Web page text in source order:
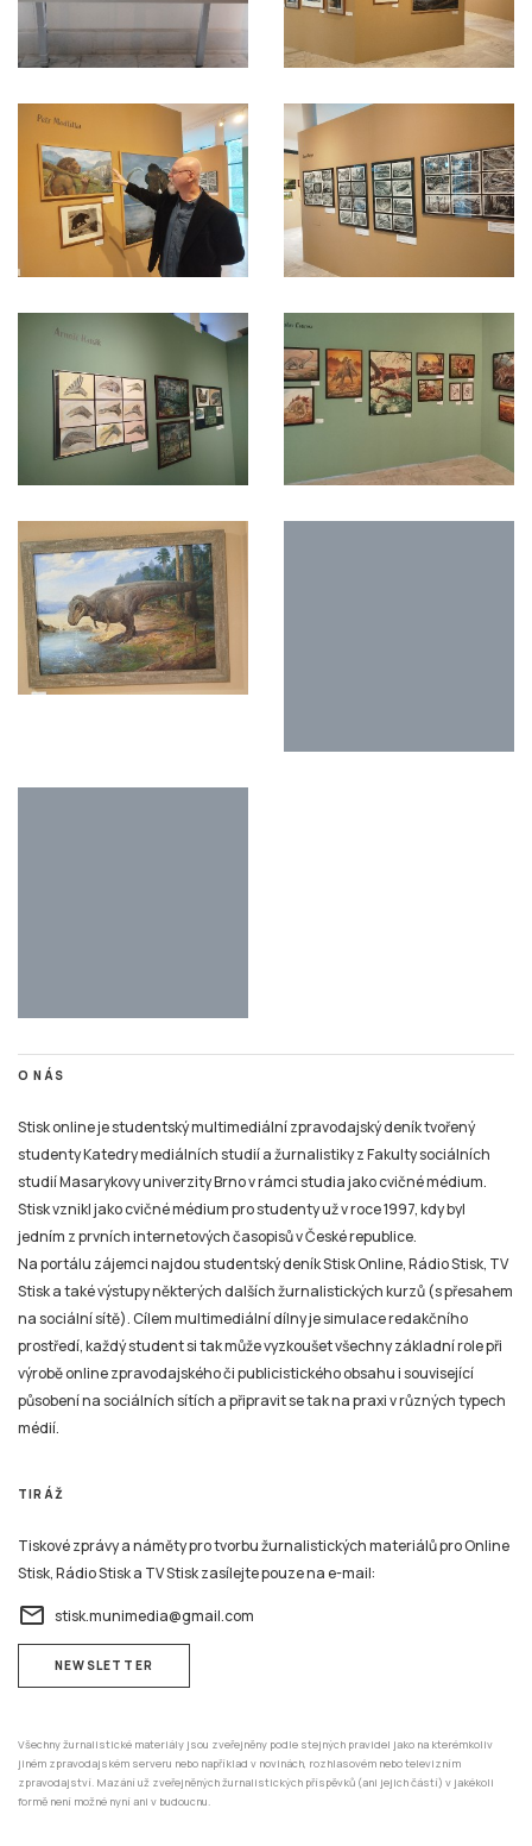
studií Masarykovy univerzity Brno v rámci studia jako cvičné médium.
jedním z prvních internetových časopisů v České republice.
Na portálu zájemci najdou studentský deník Stisk Online, Rádio Stisk, TV
Stisk a také výstupy některých dalších žurnalistických kurzů (s přesahem
na sociální sítě). Cílem multimediální dílny je simulace redakčního
prostředí, každý student si tak může vyzkoušet všechny základní role při
výrobě online zpravodajského či publicistického obsahu i související
působení na sociálních sítích a připravit se tak na praxi v různých typech
médií.
TIRÁŽ
Tiskové zprávy a náměty pro tvorbu žurnalistických materiálů pro Online
email stisk.munimedia@gmail.com
NEWSLETTER
Všechny žurnalistické materiály jsou zveřejněny podle stejných pravidel jako na kterémkoliv
jiném zpravodajském serveru nebo například v novinách, rozhlasovém nebo televizním
zpravodajství. Mazání už zveřejněných žurnalistických příspěvků (ani jejich částí) v jakékoli
formě není možné nyní ani v budoucnu.
ADRESA
Katedra mediálních studií a žurnalistiky,